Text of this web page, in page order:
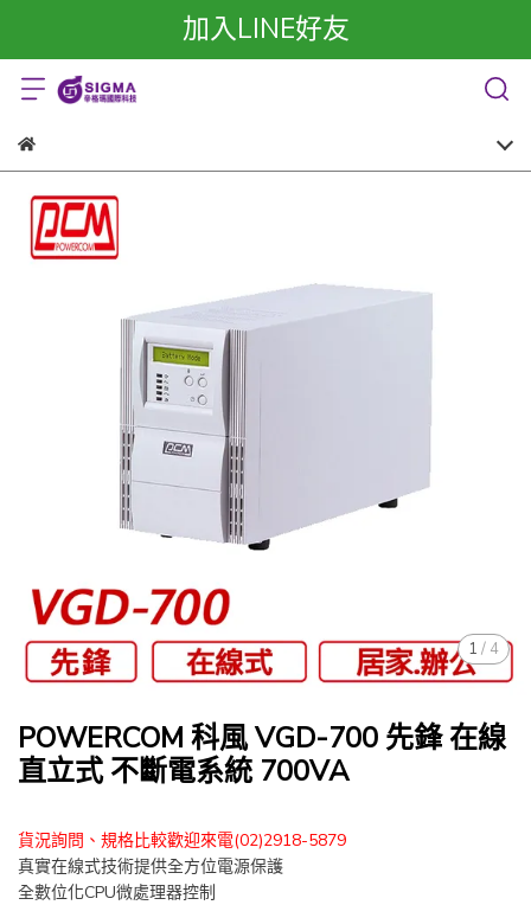
加入LINE好友
1 / 4
POWERCOM 科風 VGD-700 先鋒 在線
直立式 不斷電系統 700VA
貨況詢問、規格比較歡迎來電(02)2918-5879
真實在線式技術提供全方位電源保護
全數位化CPU微處理器控制